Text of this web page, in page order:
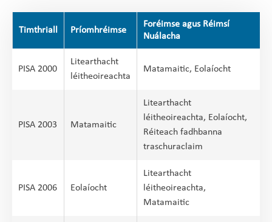
Timthriall Príomhréimse
Foréimse agus Réimsí
Nuálacha
PISA 2000
Litearthacht
léitheoireachta
Matamaitic, Eolaíocht
PISA 2003 Matamaitic
Litearthacht
léitheoireachta, Eolaíocht,
Réiteach fadhbanna
traschuraclaim
PISA 2006 Eolaíocht
Litearthacht
léitheoireachta,
Matamaitic